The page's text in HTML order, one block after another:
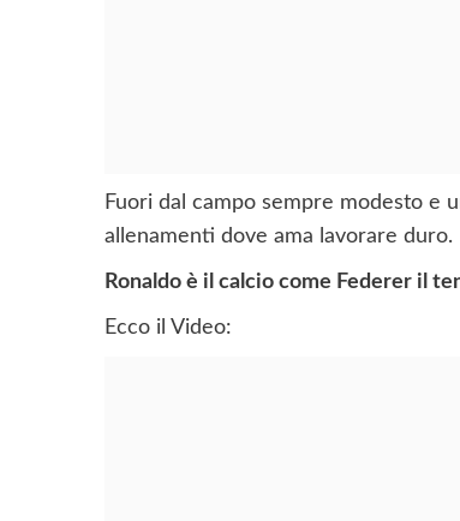
Fuori dal campo sempre modesto e
allenamenti dove ama lavorare duro.
Ronaldo è il calcio come Federer il
Ecco il Video: